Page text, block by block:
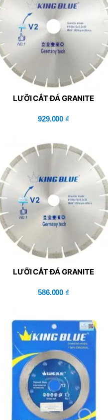
LƯỠI CẮT ĐÁ GRANITE
400x50x3.2x12R
929.000 ₫
LƯỠI CẮT ĐÁ GRANITE
300x32x3.2x12R
586.000 ₫